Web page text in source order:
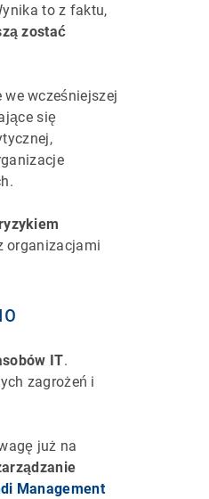
to z faktu,
zostać
wcześniejszej
się
organizacjami
IT.
zagrożeń i
już na
Management